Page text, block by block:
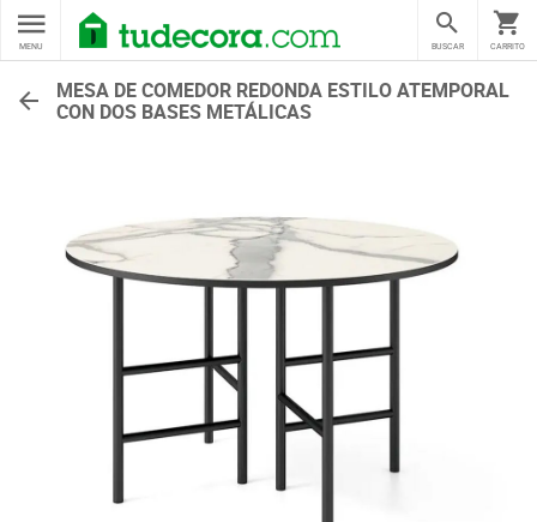
MENU CARRITO
BUSCAR
MESA DE COMEDOR REDONDA ESTILO ATEMPORAL
CON DOS BASES METÁLICAS